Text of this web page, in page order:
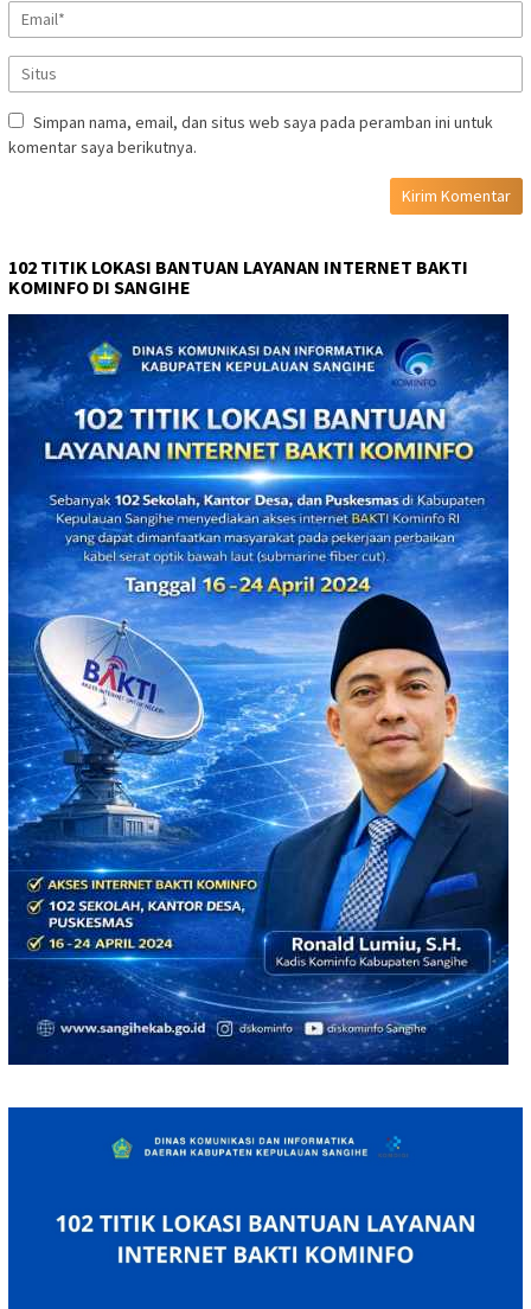
Simpan nama, email, dan situs web saya pada peramban ini untuk
komentar saya berikutnya.
102 TITIK LOKASI BANTUAN LAYANAN INTERNET BAKTI
KOMINFO DI SANGIHE